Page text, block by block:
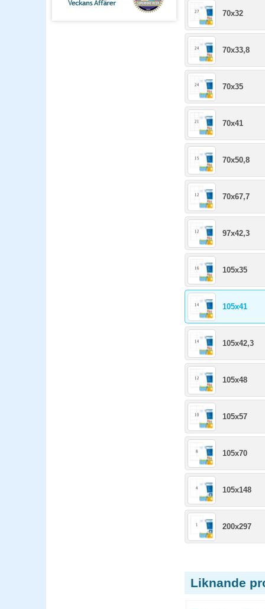
70x32
70x33,8
70x35
70x41
70x50,8
70x67,7
97x42,3
105x35
105x41
105x42,3
105x48
105x57
105x70
105x148
200x297
Liknande